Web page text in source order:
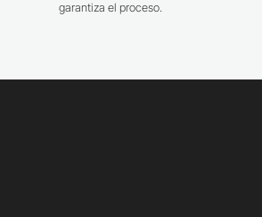
garantiza el proceso.